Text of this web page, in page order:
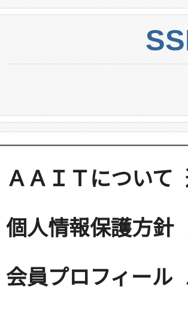
ＡＡＩＴについて
個人情報保護方針
会員プロフィール